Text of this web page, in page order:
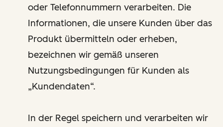
oder Telefonnummern verarbeiten. Die
Informationen, die unsere Kunden über das
Produkt übermitteln oder erheben,
bezeichnen wir gemäß unseren
Nutzungsbedingungen für Kunden als
„Kundendaten“.
In der Regel speichern und verarbeiten wir